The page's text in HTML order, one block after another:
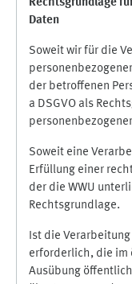
Rechtsgrundlage
Daten
Soweit wir für die
der betroffenen
a DSGVO als
Soweit eine
Erfüllung einer
der die WWU
Rechtsgrundlage.
Ist die
erforderlich, die im
Ausübung